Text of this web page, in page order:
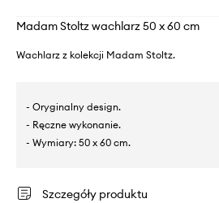
Madam Stoltz wachlarz 50 x 60 cm
Wachlarz z kolekcji Madam Stoltz.
- Oryginalny design.
- Ręczne wykonanie.
- Wymiary: 50 x 60 cm.
Szczegóły produktu